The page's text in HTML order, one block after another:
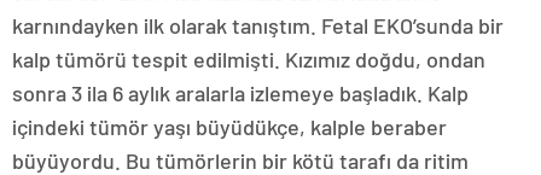
karnındayken ilk olarak tanıştım. Fetal EKO’sunda bir
kalp tümörü tespit edilmişti. Kızımız doğdu, ondan
sonra 3 ila 6 aylık aralarla izlemeye başladık. Kalp
içindeki tümör yaşı büyüdükçe, kalple beraber
büyüyordu. Bu tümörlerin bir kötü tarafı da ritim